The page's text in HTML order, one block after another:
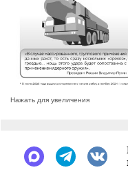
Нажать для увеличения